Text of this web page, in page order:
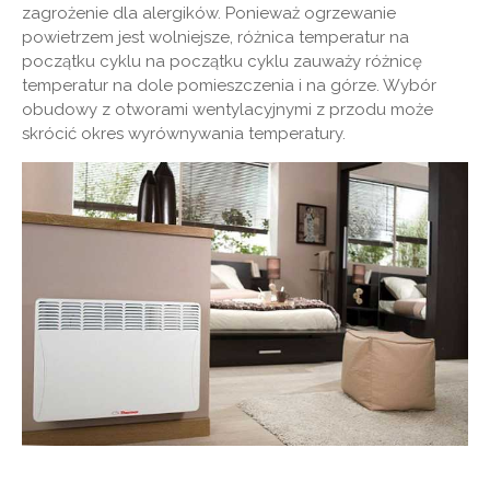
zagrożenie dla alergików. Ponieważ ogrzewanie
powietrzem jest wolniejsze, różnica temperatur na
początku cyklu na początku cyklu zauważy różnicę
temperatur na dole pomieszczenia i na górze. Wybór
obudowy z otworami wentylacyjnymi z przodu może
skrócić okres wyrównywania temperatury.